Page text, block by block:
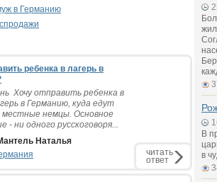
в Германию
ребенка в лагерь в
Хочу отправить ребенка в
в Германию, куда едут
немцы. Основное
- ни одного русскоговоря...
Наталья
читать
ответ
В
в